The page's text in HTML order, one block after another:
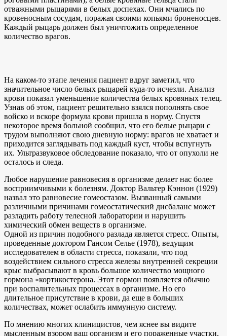
отважными рыцарями в белых доспехах. Они мчались по
кровеносным сосудам, поражая своими копьями броненосцев.
Каждый рыцарь должен был уничтожить определенное
количество врагов.
На каком-то этапе лечения пациент вдруг заметил, что
значительное число белых рыцарей куда-то исчезли. Анализ
крови показал уменьшение количества белых кровяных телец.
Узнав об этом, пациент решительно взялся пополнять свое
войско и вскоре формула крови пришла в норму. Спустя
некоторое время больной сообщил, что его белые рыцари с
трудом выполняют свою дневную норму: врагов не хватает и
приходится заглядывать под каждый куст, чтобы вспугнуть
их. Ультразвуковое обследование показало, что от опухоли не
осталось и следа.
Любое нарушение равновесия в организме делает нас более
восприимчивыми к болезням. Доктор Вальтер Кэннон (1929)
назвал это равновесие гомеостазом. Вызванный самыми
различными причинами гомеостатический дисбаланс может
разладить работу телесной лаборатории и нарушить
химический обмен веществ в организме.
Одной из причин подобного разлада является стресс. Опыты,
проведенные доктором Гансом Селье (1978), ведущим
исследователем в области стресса, показали, что под
воздействием сильного стресса железы внутренней секреции
крыс выбрасывают в кровь большое количество мощного
гормона «кортикостерона. Этот гормон появляется обычно
при воспалительных процессах в организме. Но его
длительное присутствие в крови, да еще в больших
количествах, может ослабить иммунную систему.
По мнению многих клиницистов, чем яснее вы видите
мысленным взором ваш организм и его пораженные участки,